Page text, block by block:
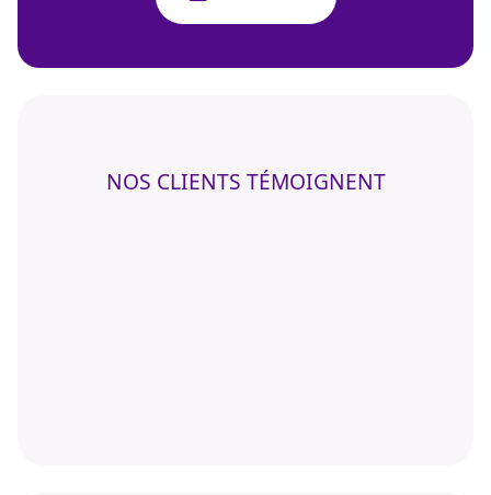
NOS CLIENTS TÉMOIGNENT